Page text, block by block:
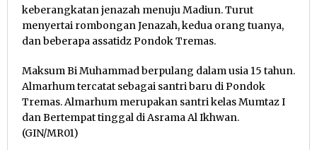
keberangkatan jenazah menuju Madiun. Turut
menyertai rombongan Jenazah, kedua orang tuanya,
dan beberapa assatidz Pondok Tremas.
Maksum Bi Muhammad berpulang dalam usia 15 tahun.
Almarhum tercatat sebagai santri baru di Pondok
Tremas. Almarhum merupakan santri kelas Mumtaz I
dan Bertempat tinggal di Asrama Al Ikhwan.
(GIN/MR01)